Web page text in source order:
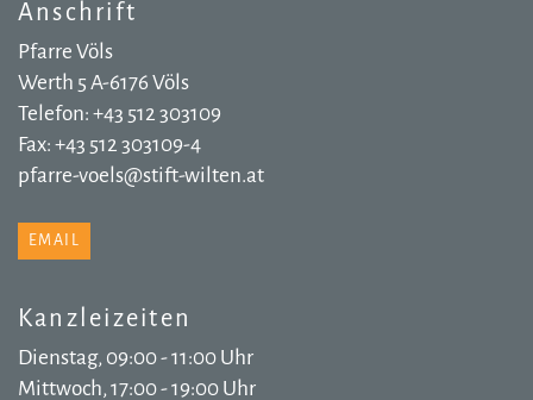
Anschrift
Pfarre Völs
Werth 5 A-6176 Völs
Telefon: +43 512 303109
Fax: +43 512 303109-4
pfarre-voels@stift-wilten.at
EMAIL
Kanzleizeiten
Dienstag, 09:00 - 11:00 Uhr
Mittwoch, 17:00 - 19:00 Uhr